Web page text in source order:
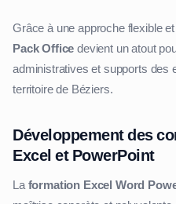
Grâce à une approche flexible
Pack Office devient un atout
administratives et supports des
territoire de Béziers.
Développement des
Excel et PowerPoint
Laformation Excel Word